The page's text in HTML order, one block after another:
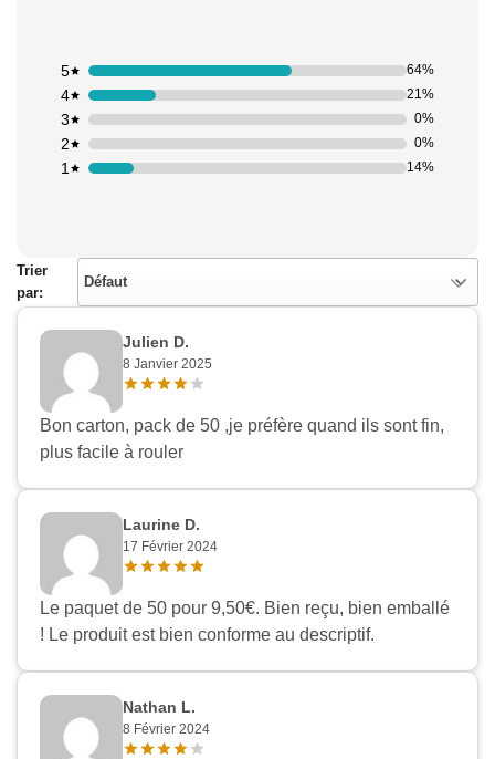
1 14%
2 0%
3 0%
4 21%
5 64%
Trier
par:
Défaut
Julien D.
8 Janvier 2025
Bon carton, pack de 50 ,je préfère quand ils sont fin,
plus facile à rouler
Laurine D.
17 Février 2024
Le paquet de 50 pour 9,50€. Bien reçu, bien emballé
! Le produit est bien conforme au descriptif.
Nathan L.
8 Février 2024
Appliquer les filtres